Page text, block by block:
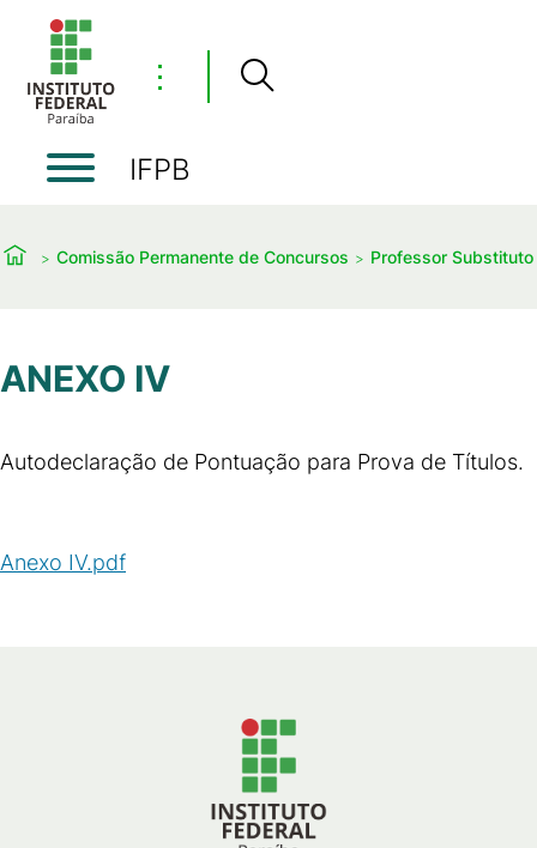
⋮
IFPB
Comissão Permanente de Concursos Professor Substituto
ANEXO IV
Autodeclaração de Pontuação para Prova de Títulos.
Anexo IV.pdf